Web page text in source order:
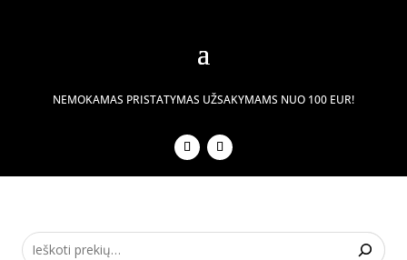
NEMOKAMAS PRISTATYMAS UŽSAKYMAMS NUO 100 EUR!